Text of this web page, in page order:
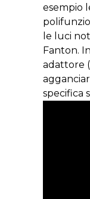
esempio
le luci
Fanton.
adattore
specifica